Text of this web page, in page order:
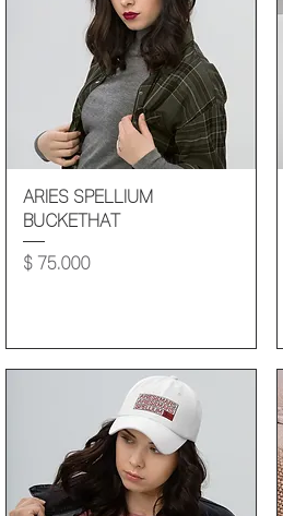
Vista rápida
ARIES SPELLIUM
BUCKETHAT
Precio
$ 75.000